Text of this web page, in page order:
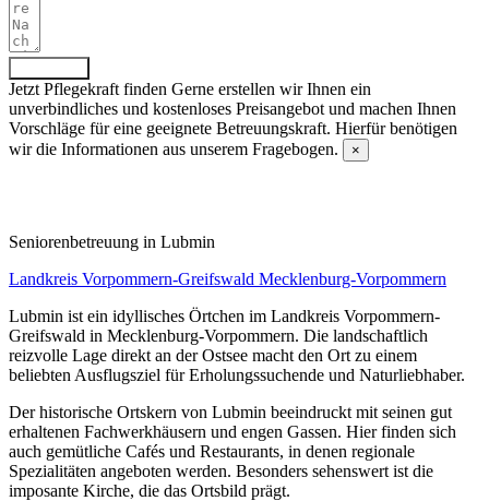
Jetzt Pflegekraft finden Gerne erstellen wir Ihnen ein
unverbindliches und kostenloses Preisangebot und machen Ihnen
Vorschläge für eine geeignete Betreuungskraft. Hierfür benötigen
wir die Informationen aus unserem Fragebogen.
×
Senioren­betreuung in Lubmin
Landkreis Vorpommern-Greifswald Mecklenburg-Vorpommern
Lubmin ist ein idyllisches Örtchen im Landkreis Vorpommern-
Greifswald in Mecklenburg-Vorpommern. Die landschaftlich
reizvolle Lage direkt an der Ostsee macht den Ort zu einem
beliebten Ausflugsziel für Erholungssuchende und Naturliebhaber.
Der historische Ortskern von Lubmin beeindruckt mit seinen gut
erhaltenen Fachwerkhäusern und engen Gassen. Hier finden sich
auch gemütliche Cafés und Restaurants, in denen regionale
Spezialitäten angeboten werden. Besonders sehenswert ist die
imposante Kirche, die das Ortsbild prägt.